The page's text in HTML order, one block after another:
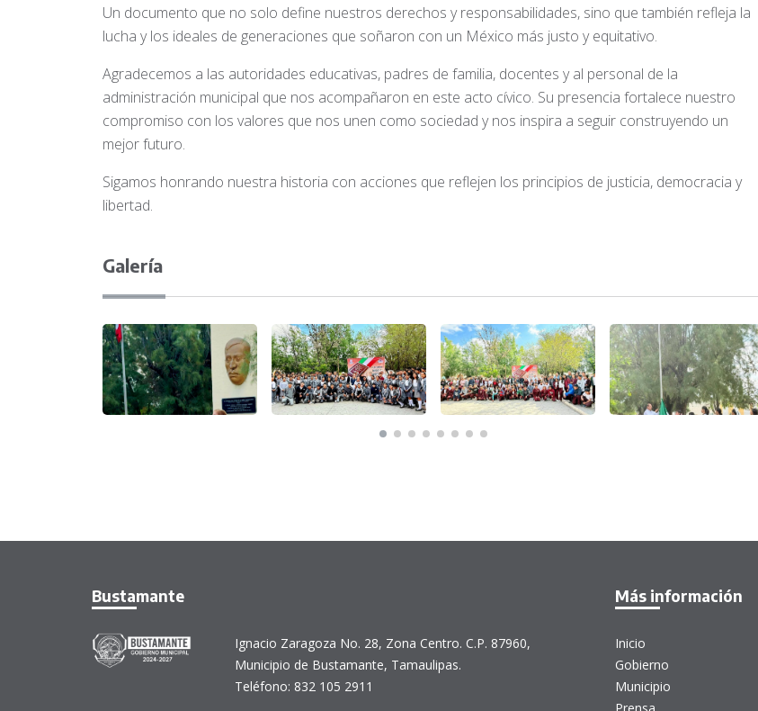
Un documento que no solo define nuestros derechos y responsabilidades, sino que también refleja la
lucha y los ideales de generaciones que soñaron con un México más justo y equitativo.
Agradecemos a las autoridades educativas, padres de familia, docentes y al personal de la
administración municipal que nos acompañaron en este acto cívico. Su presencia fortalece nuestro
compromiso con los valores que nos unen como sociedad y nos inspira a seguir construyendo un
mejor futuro.
Sigamos honrando nuestra historia con acciones que reflejen los principios de justicia, democracia y
libertad.
Galería
Bustamante
Ignacio Zaragoza No. 28, Zona Centro. C.P. 87960,
Municipio de Bustamante, Tamaulipas.
Teléfono: 832 105 2911
Más información
Inicio
Gobierno
Municipio